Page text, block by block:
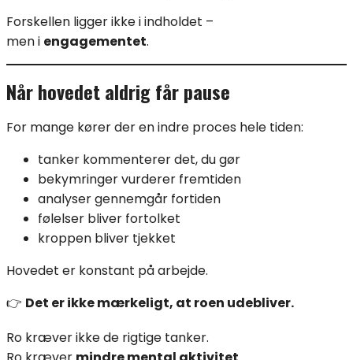
Forskellen ligger ikke i indholdet –
men i engagementet.
Når hovedet aldrig får pause
For mange kører der en indre proces hele tiden:
tanker kommenterer det, du gør
bekymringer vurderer fremtiden
analyser gennemgår fortiden
følelser bliver fortolket
kroppen bliver tjekket
Hovedet er konstant på arbejde.
👉 Det er ikke mærkeligt, at roen udebliver.
Ro kræver ikke de rigtige tanker.